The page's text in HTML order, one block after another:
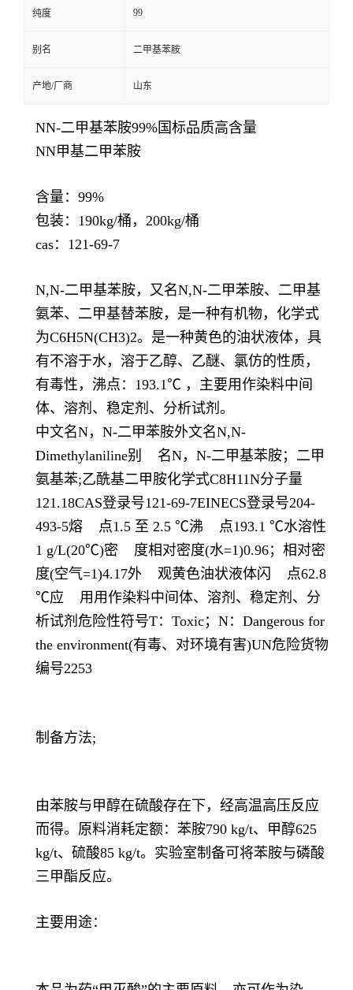
纯度 99
别名 二甲基苯胺
产地/厂商 山东
NN-二甲基苯胺99%国标品质高含量
NN甲基二甲苯胺
含量：99%
包装：190kg/桶，200kg/桶
cas：121-69-7
N,N-二甲基苯胺，又名N,N-二甲苯胺、二甲基
氨苯、二甲基替苯胺，是一种有机物，化学式
为C6H5N(CH3)2。是一种黄色的油状液体，具
有不溶于水，溶于乙醇、乙醚、氯仿的性质，
有毒性，沸点：193.1℃ ，主要用作染料中间
体、溶剂、稳定剂、分析试剂。
中文名N，N-二甲苯胺外文名N,N-
Dimethylaniline别 名N，N-二甲基苯胺；二甲
氨基苯;乙酰基二甲胺化学式C8H11N分子量
121.18CAS登录号121-69-7EINECS登录号204-
493-5熔 点1.5 至 2.5 ℃沸 点193.1 ℃水溶性
1 g/L(20℃)密 度相对密度(水=1)0.96；相对密
度(空气=1)4.17外 观黄色油状液体闪 点62.8
℃应 用用作染料中间体、溶剂、稳定剂、分
析试剂危险性符号T：Toxic；N：Dangerous for
the environment(有毒、对环境有害)UN危险货物
编号2253
制备方法;
由苯胺与甲醇在硫酸存在下，经高温高压反应
而得。原料消耗定额：苯胺790 kg/t、甲醇625
kg/t、硫酸85 kg/t。实验室制备可将苯胺与磷酸
三甲酯反应。
主要用途：